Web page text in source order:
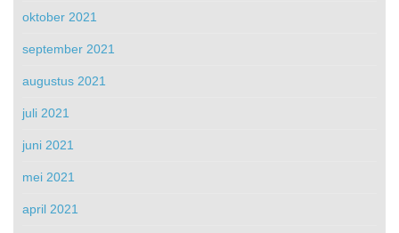
oktober 2021
september 2021
augustus 2021
juli 2021
juni 2021
mei 2021
april 2021